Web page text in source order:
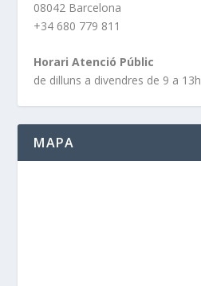
08042 Barcelona
+34 680 779 811
Horari Atenció Públic
de dilluns a divendres de 9 a 13h
MAPA